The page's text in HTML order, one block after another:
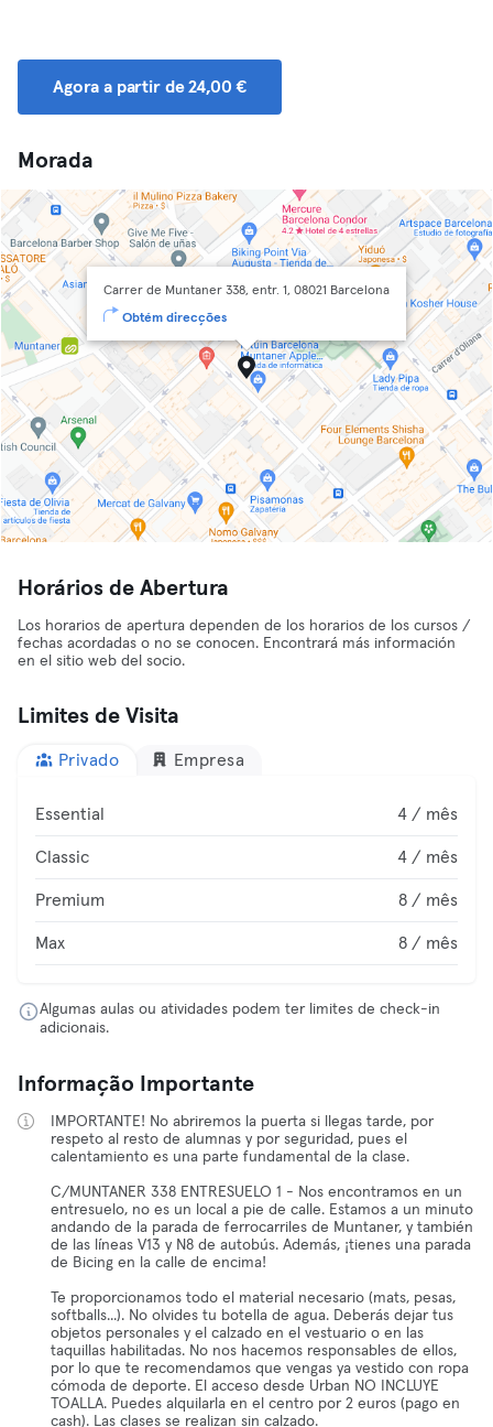
Agora a partir de 24,00 €
Morada
Carrer de Muntaner 338, entr. 1, 08021 Barcelona
Obtém direcções
Horários de Abertura
Los horarios de apertura dependen de los horarios de los cursos /
fechas acordadas o no se conocen. Encontrará más información
en el sitio web del socio.
Limites de Visita
Privado Empresa
Essential 4 / mês
Classic 4 / mês
Premium 8 / mês
Max 8 / mês
Algumas aulas ou atividades podem ter limites de check-in
adicionais.
Informação Importante
IMPORTANTE! No abriremos la puerta si llegas tarde, por
respeto al resto de alumnas y por seguridad, pues el
calentamiento es una parte fundamental de la clase.
C/MUNTANER 338 ENTRESUELO 1 - Nos encontramos en un
entresuelo, no es un local a pie de calle. Estamos a un minuto
andando de la parada de ferrocarriles de Muntaner, y también
de las líneas V13 y N8 de autobús. Además, ¡tienes una parada
de Bicing en la calle de encima!
Te proporcionamos todo el material necesario (mats, pesas,
softballs...). No olvides tu botella de agua. Deberás dejar tus
objetos personales y el calzado en el vestuario o en las
taquillas habilitadas. No nos hacemos responsables de ellos,
por lo que te recomendamos que vengas ya vestido con ropa
cómoda de deporte. El acceso desde Urban NO INCLUYE
TOALLA. Puedes alquilarla en el centro por 2 euros (pago en
cash). Las clases se realizan sin calzado.